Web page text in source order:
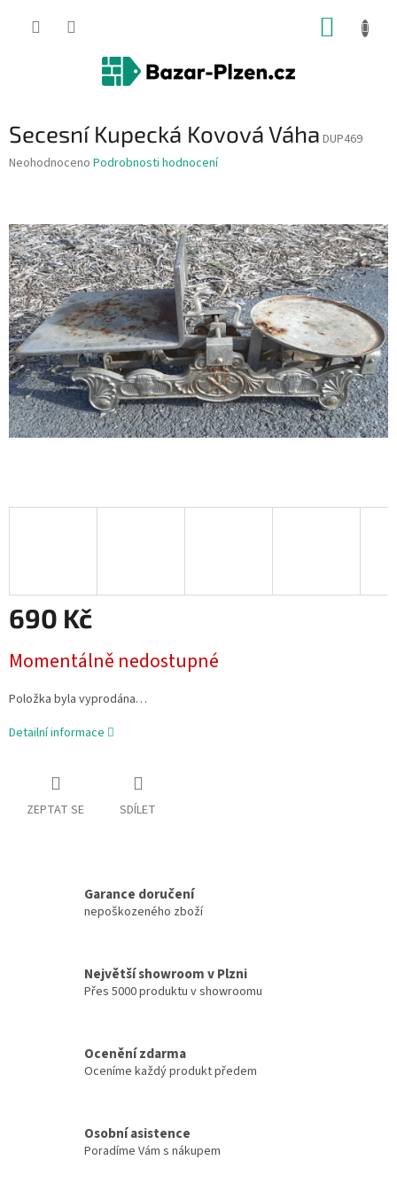
Secesní Kupecká Kovová Váha DUP469
Průměrné
0,0
z
5
hvězdiček.
Neohodnoceno Podrobnosti hodnocení
690 Kč
cena:
Momentálně nedostupné
Položka byla vyprodána…
Detailní informace
ZEPTAT SE SDÍLET
Garance doručení
nepoškozeného zboží
Největší showroom v Plzni
Přes 5000 produktu v showroomu
Ocenění zdarma
Oceníme každý produkt předem
Osobní asistence
Poradíme Vám s nákupem